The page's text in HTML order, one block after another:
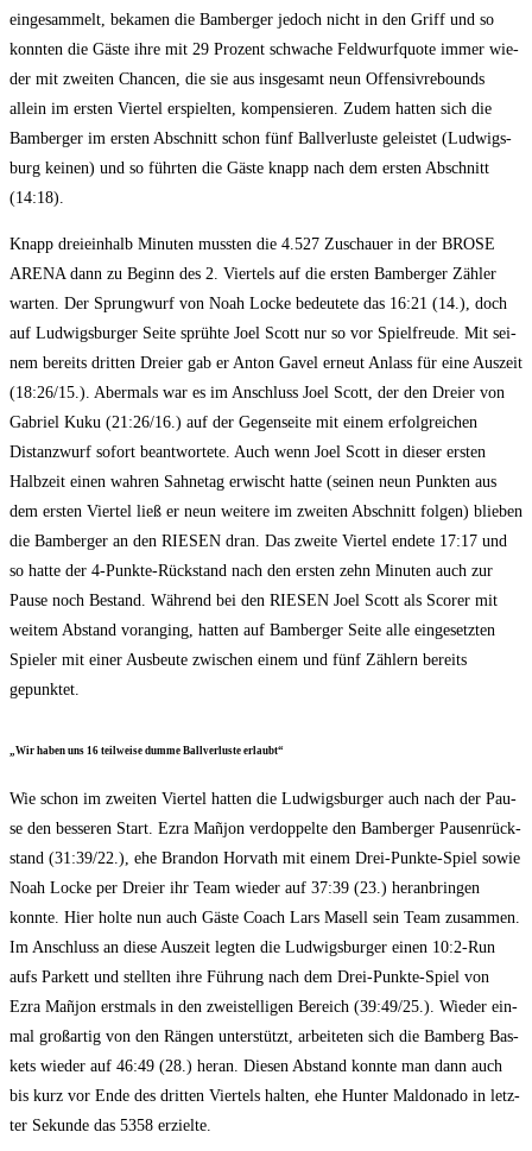
ein­ge­sam­melt, beka­men die Bam­ber­ger jedoch nicht in den Griff und so
konn­ten die Gäs­te ihre mit 29 Pro­zent schwa­che Feld­wurf­quo­te immer wie­
der mit zwei­ten Chan­cen, die sie aus ins­ge­samt neun Offen­siv­re­bounds
allein im ers­ten Vier­tel erspiel­ten, kom­pen­sie­ren. Zudem hat­ten sich die
Bam­ber­ger im ers­ten Abschnitt schon fünf Ball­ver­lus­te geleis­tet (Lud­wigs­
burg kei­nen) und so führ­ten die Gäs­te knapp nach dem ers­ten Abschnitt
(14:18).
Knapp drei­ein­halb Minu­ten muss­ten die 4.527 Zuschau­er in der BROSE
ARENA dann zu Beginn des 2. Vier­tels auf die ers­ten Bam­ber­ger Zäh­ler
war­ten. Der Sprung­wurf von Noah Locke bedeu­te­te das 16:21 (14.), doch
auf Lud­wigs­bur­ger Sei­te sprüh­te Joel Scott nur so vor Spiel­freu­de. Mit sei­
nem bereits drit­ten Drei­er gab er Anton Gavel erneut Anlass für eine Aus­zeit
(18:26/15.). Aber­mals war es im Anschluss Joel Scott, der den Drei­er von
Gabri­el Kuku (21:26/16.) auf der Gegen­sei­te mit einem erfolg­rei­chen
Distanz­wurf sofort beant­wor­te­te. Auch wenn Joel Scott in die­ser ers­ten
Halb­zeit einen wah­ren Sah­n­etag erwischt hat­te (sei­nen neun Punk­ten aus
dem ers­ten Vier­tel ließ er neun wei­te­re im zwei­ten Abschnitt fol­gen) blie­ben
die Bam­ber­ger an den RIESEN dran. Das zwei­te Vier­tel ende­te 17:17 und
so hat­te der 4‑Punk­te-Rück­stand nach den ers­ten zehn Minu­ten auch zur
Pau­se noch Bestand. Wäh­rend bei den RIESEN Joel Scott als Scorer mit
wei­tem Abstand vor­an­ging, hat­ten auf Bam­ber­ger Sei­te alle ein­ge­setz­ten
Spie­ler mit einer Aus­beu­te zwi­schen einem und fünf Zäh­lern bereits
gepunktet.
„Wir haben uns 16 teil­wei­se dum­me Ball­ver­lus­te erlaubt“
Wie schon im zwei­ten Vier­tel hat­ten die Lud­wigs­bur­ger auch nach der Pau­
se den bes­se­ren Start. Ezra Mañ­jon ver­dop­pel­te den Bam­ber­ger Pau­sen­rück­
stand (31:39/22.), ehe Bran­don Hor­vath mit einem Drei-Punk­te-Spiel sowie
Noah Locke per Drei­er ihr Team wie­der auf 37:39 (23.) her­an­brin­gen
konn­te. Hier hol­te nun auch Gäs­te Coach Lars Masell sein Team zusam­men.
Im Anschluss an die­se Aus­zeit leg­ten die Lud­wigs­bur­ger einen 10:2‑Run
aufs Par­kett und stell­ten ihre Füh­rung nach dem Drei-Punk­te-Spiel von
Ezra Mañ­jon erst­mals in den zwei­stel­li­gen Bereich (39:49/25.). Wie­der ein­
mal groß­ar­tig von den Rän­gen unter­stützt, arbei­te­ten sich die Bam­berg Bas­
kets wie­der auf 46:49 (28.) her­an. Die­sen Abstand konn­te man dann auch
bis kurz vor Ende des drit­ten Vier­tels hal­ten, ehe Hun­ter Mal­do­na­do in letz­
ter Sekun­de das 5358 erzielte.